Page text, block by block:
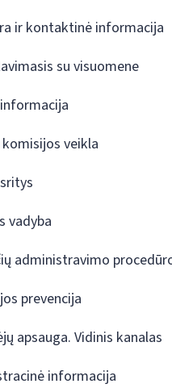
ir kontaktinė informacija
su visuomene
veikla
vadyba
administravimo
prevencija
apsauga. Vidinis kanalas
informacija